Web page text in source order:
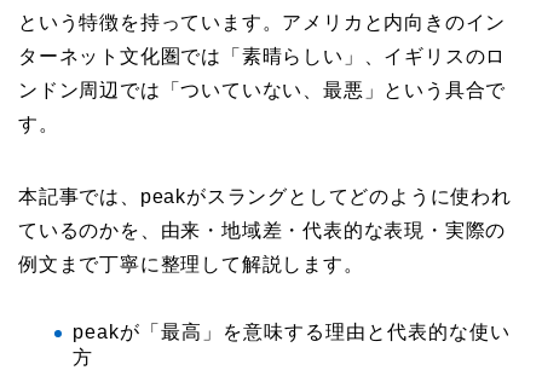
という特徴を持っています。アメリカと内向きのイン
ターネット文化圏では「素晴らしい」、イギリスのロ
ンドン周辺では「ついていない、最悪」という具合で
す。
本記事では、peakがスラングとしてどのように使われ
ているのかを、由来・地域差・代表的な表現・実際の
例文まで丁寧に整理して解説します。
peakが「最高」を意味する理由と代表的な使い
方